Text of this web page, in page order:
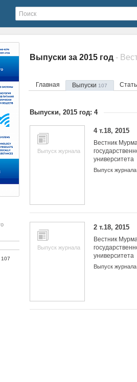
107
Выпуски за 2015 год
Главная Выпуски 107
Выпуски, 2015 год: 4
Выпуск журнала
4 т.18, 2015
Вестник
университета
Выпуск журнала
Выпуск журнала
2 т.18, 2015
Вестник
университета
Выпуск журнала